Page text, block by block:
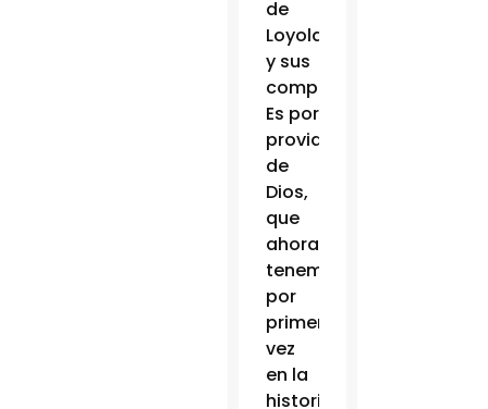
de
Loyola
y sus
compañeros.
Es por
providencia
de
Dios,
que
ahora
tenemos,
por
primera
vez
en la
historia,